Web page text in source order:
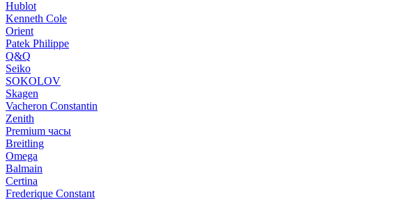
Hublot
Kenneth Cole
Orient
Patek Philippe
Q&Q
Seiko
SOKOLOV
Skagen
Vacheron Constantin
Zenith
Premium часы
Breitling
Omega
Balmain
Certina
Frederique Constant